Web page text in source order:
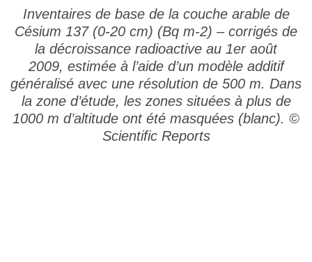
Inventaires de base de la couche arable de
Césium 137 (0-20 cm) (Bq m-2) – corrigés de
la décroissance radioactive au 1er août
2009, estimée à l’aide d’un modèle additif
généralisé avec une résolution de 500 m. Dans
la zone d’étude, les zones situées à plus de
1000 m d’altitude ont été masquées (blanc). ©
Scientific Reports